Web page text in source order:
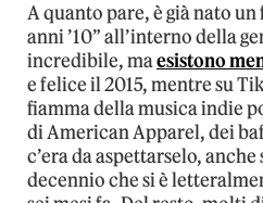
A quanto pare, è già nato
anni ’10” all’interno della
incredibile, maesistono
e felice il 2015, mentre su
fiamma della musica indie
di American Apparel, dei
c’era da aspettarselo,
decennio che si è